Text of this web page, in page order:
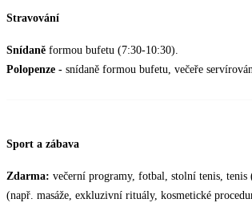
Stravování
Snídaně formou bufetu (7:30-10:30).
Polopenze - snídaně formou bufetu, večeře
Sport a zábava
Zdarma: večerní programy, fotbal, stolní tenis,
(např. masáže, exkluzivní rituály, kosmetické